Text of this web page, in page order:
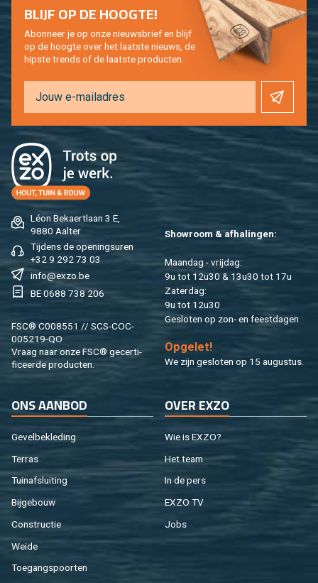
Léon Be­kaert­laan 3 E,
9880 Aal­ter
Tij­dens de ope­nings­uren
+32 9 292 73 03
info@​exzo.​be
BE 0688 738 206
FSC® C008551 // SCS-COC-
005219-QO
Vraag naar onze FSC® ge­cer­ti­
fi­ceer­de pro­duc­ten.
Show­room & af­ha­lin­gen:
Maan­dag - vrij­dag:
9u tot 12u30 & 13u30 tot 17u
Za­ter­dag:
9u tot 12u30
Ge­slo­ten op zon- en feest­da­gen
Op­ge­let!
We zijn ge­slo­ten op 15 au­gus­tus.
BLIJF OP DE HOOG­TE!
Abon­neer je op onze nieuws­brief en blijf
op de hoog­te over het laat­ste nieuws, de
hip­s­te trends of de laat­ste pro­duc­ten.
ONS AAN­BOD
Ge­vel­be­kle­ding
Ter­ras
Tuin­af­slui­ting
Bij­ge­bouw
Con­struc­tie
Weide
Toe­gangs­poor­ten
OVER EXZO
Wie is EXZO?
Het team
In de pers
EXZO TV
Jobs